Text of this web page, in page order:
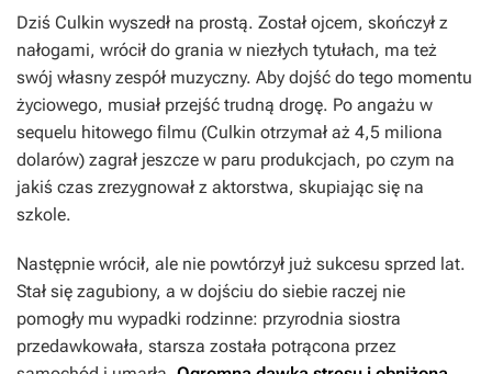
Dziś Culkin wyszedł na prostą. Został ojcem, skończył z
nałogami, wrócił do grania w niezłych tytułach, ma też
swój własny zespół muzyczny. Aby dojść do tego momentu
życiowego, musiał przejść trudną drogę. Po angażu w
sequelu hitowego filmu (Culkin otrzymał aż 4,5 miliona
dolarów) zagrał jeszcze w paru produkcjach, po czym na
jakiś czas zrezygnował z aktorstwa, skupiając się na
szkole.
Następnie wrócił, ale nie powtórzył już sukcesu sprzed lat.
Stał się zagubiony, a w dojściu do siebie raczej nie
pomogły mu wypadki rodzinne: przyrodnia siostra
przedawkowała, starsza została potrącona przez